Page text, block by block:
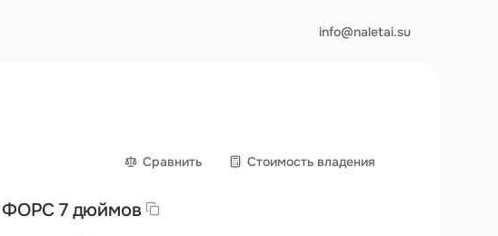
info@naletai.su
Сравнить Cтоимость владения
ФОРС 7 дюймов